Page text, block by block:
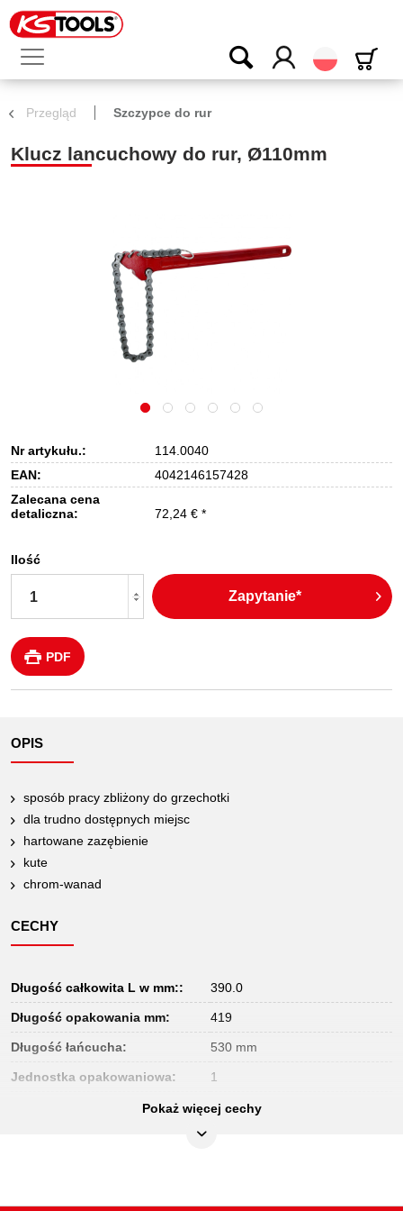
Polski
Przegląd Szczypce do rur
Klucz lancuchowy do rur, Ø110mm
Nr artykułu.:
114.0040
EAN:
4042146157428
Zalecana cena
detaliczna:
72,24 € *
Ilość
Zapytanie*
PDF
OPIS
sposób pracy zbliżony do grzechotki
dla trudno dostępnych miejsc
hartowane zazębienie
kute
chrom-wanad
CECHY
Długość całkowita L w mm:: 390.0
Długość opakowania mm: 419
Długość łańcucha: 530 mm
Jednostka opakowaniowa: 1
Delikatny chrom wanad stal
Pokaż więcej cechy